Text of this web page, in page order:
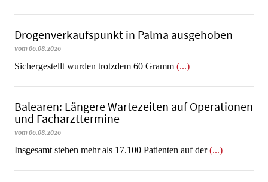
Dro­gen­ver­kaufs­punkt in Palma ausgehoben
vom 06.08.2026
​​​​​​​Sichergestellt wurden trotzdem 60 Gramm (...)
Balearen: Längere Wartezeiten auf Operationen
und Facharzttermine
vom 06.08.2026
Insgesamt stehen mehr als 17.100 Patienten auf der(...)